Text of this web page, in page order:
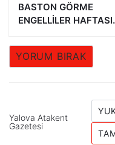
BASTON GÖRME
ENGELLİLER HAFTASI
YORUM BIRAK
Yalova Atakent
Gazetesi